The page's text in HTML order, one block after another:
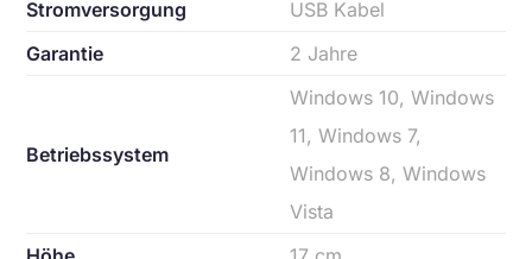
Stromversorgung
USB Kabel
Garantie
2 Jahre
Betriebssystem
Windows 10, Windows
11, Windows 7,
Windows 8, Windows
Vista